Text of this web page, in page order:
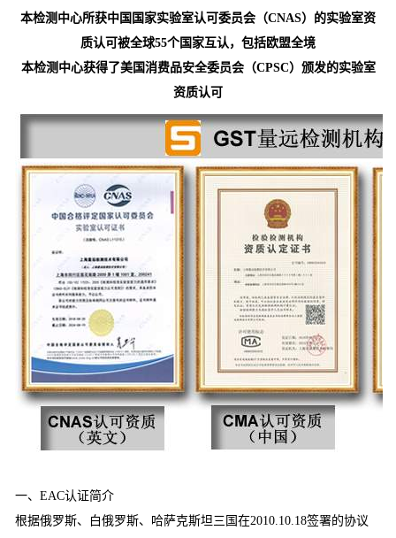
本检测中心所获中国国家实验室认可委员会（CNAS）的实验室资
质认可被全球55个国家互认，包括欧盟全境
本检测中心获得了美国消费品安全委员会（CPSC）颁发的实验室
资质认可
一、EAC认证简介
根据俄罗斯、白俄罗斯、哈萨克斯坦三国在2010.10.18签署的协议